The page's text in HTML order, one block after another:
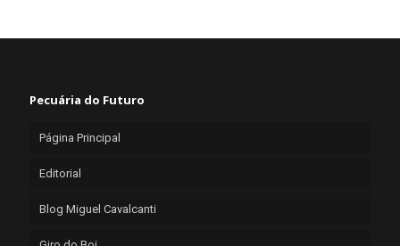
Pecuária do Futuro
Página Principal
Editorial
Blog Miguel Cavalcanti